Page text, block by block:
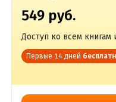
549 руб.
Доступ ко всем книгам
Первые 14 дней